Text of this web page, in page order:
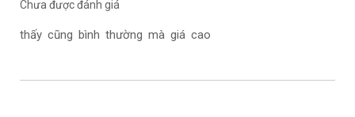
Chưa được đánh giá
thấy cũng bình thường mà giá cao